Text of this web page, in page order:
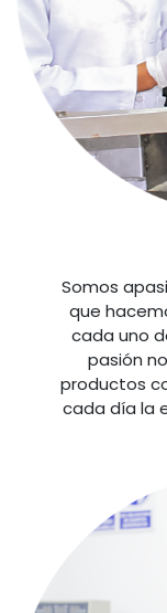
Somos
que
cada uno
pasión
productos
cada día la